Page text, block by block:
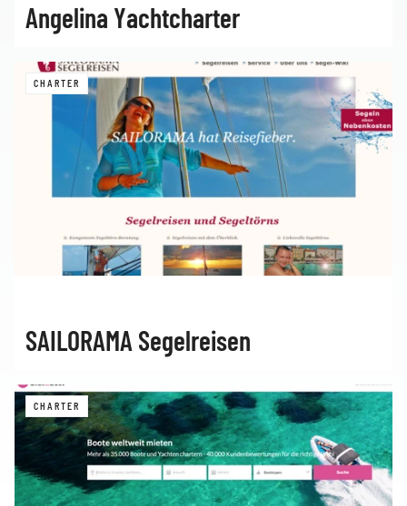
Angelina Yachtcharter
CHARTER
SAILORAMA Segelreisen
CHARTER